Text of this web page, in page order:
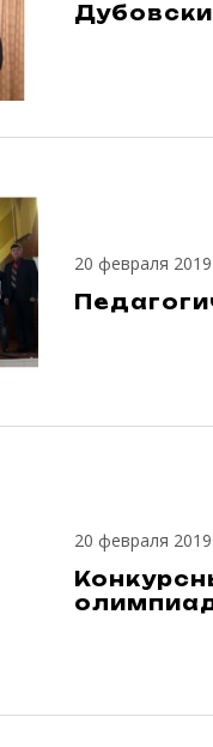
20 февраля 2019
20 февраля 2019